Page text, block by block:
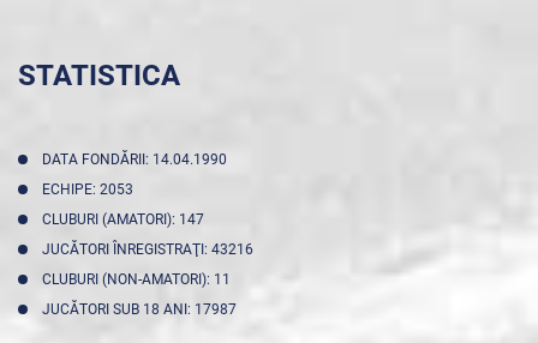
STATISTICA
DATA FONDĂRII: 14.04.1990
ECHIPE: 2053
CLUBURI (AMATORI): 147
JUCĂTORI ÎNREGISTRAŢI: 43216
CLUBURI (NON-AMATORI): 11
JUCĂTORI SUB 18 ANI: 17987